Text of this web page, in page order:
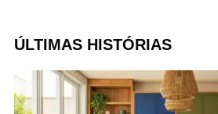
ÚLTIMAS HISTÓRIAS